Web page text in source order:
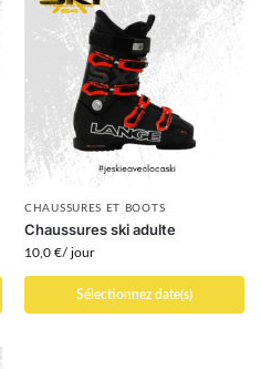
CHAUSSURES ET BOOTS
Chaussures ski adulte
10,0 €/ jour
Sélectionnez date(s)